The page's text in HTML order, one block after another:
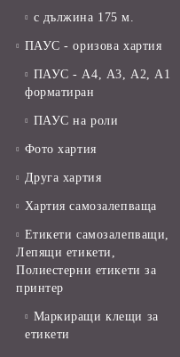
с дължина 175 м.
ПАУС - оризова хартия
ПАУС - А4, А3, А2, А1
форматиран
ПАУС на роли
Фото хартия
Друга хартия
Хартия самозалепваща
Етикети самозалепващи,
Лепящи етикети,
Полиестерни етикети за
принтер
Маркиращи клещи за
етикети